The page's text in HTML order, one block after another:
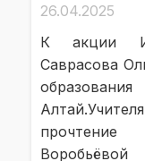
26.04.2025
К акции
Саврасова
прочтение